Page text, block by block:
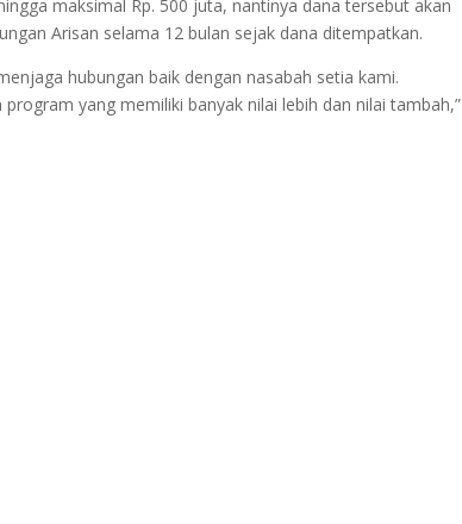
maksimal Rp. 500 juta, nantinya dana tersebut akan
Arisan selama 12 bulan sejak dana ditempatkan.
hubungan baik dengan nasabah setia kami.
yang memiliki banyak nilai lebih dan nilai tambah,”